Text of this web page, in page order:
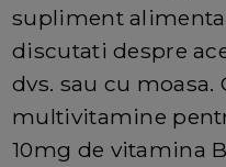
supliment
discutati despre
dvs. sau cu moasa.
multivitamine
10mg de vitamina